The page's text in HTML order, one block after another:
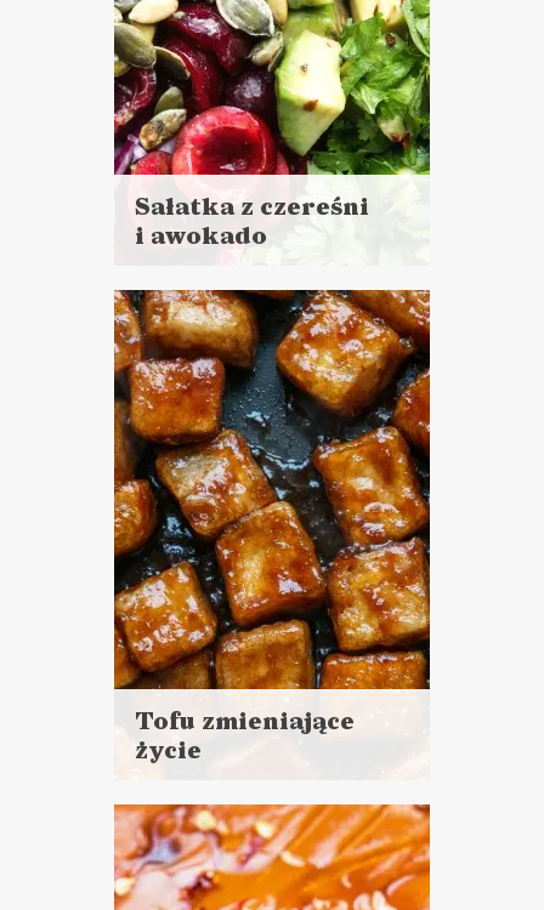
Sałatka z czereśni
i awokado
więcej
Czas przygotowania: 10 minut
LUNCHE DO PRACY
PRZYSTAWKI
DLA OCHŁODY ?
Tofu zmieniające
życie
więcej
Czas przygotowania: 20 - 30
minut
DANIA GŁÓWNE
LUNCHE DO PRACY
KAMERALNY SYLWESTER ?